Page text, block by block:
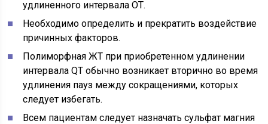
удлиненного интервала ОТ.
Необходимо определить и прекратить воздействие
причинных факторов.
Полиморфная ЖТ при приобретенном удлинении
интервала QT обычно возникает вторично во время
удлинения пауз между сокращениями, которых
следует избегать.
Всем пациентам следует назначать сульфат магния